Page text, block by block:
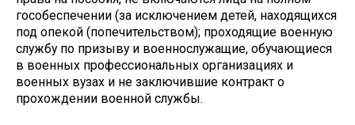
гособеспечении (за исключением детей, находящихся
под опекой (попечительством); проходящие военную
службу по призыву и военнослужащие, обучающиеся
в военных профессиональных организациях и
военных вузах и не заключившие контракт о
прохождении военной службы.